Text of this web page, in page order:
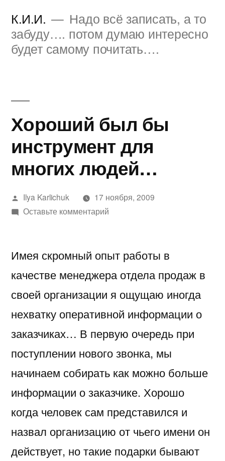
содержимому
К.И.И.
Надо всё записать, а то
забуду…. потом думаю интересно
будет самому почитать….
Хороший был бы
инструмент для
многих людей…
Написано
автором
Ilya Karlichuk
17 ноября, 2009
Оставьте комментарийк
бы
для
многих
людей…
Имея скромный опыт работы в
качестве менеджера отдела продаж в
своей организации я ощущаю иногда
нехватку оперативной информации о
заказчиках… В первую очередь при
поступлении нового звонка, мы
начинаем собирать как можно больше
информации о заказчике. Хорошо
когда человек сам представился и
назвал организацию от чьего имени он
действует, но такие подарки бывают